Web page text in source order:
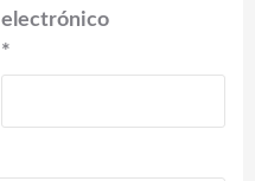
electrónico
*